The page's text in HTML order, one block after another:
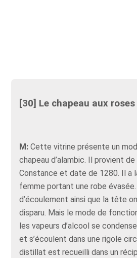
[30] Le chapeau aux
M:Cette vitrine présente un
chapeau d’alambic. Il provient
Constance et date de 1280. Il a
femme portant une robe
d’écoulement ainsi que la tête
disparu. Mais le mode de
les vapeurs d’alcool se
et s’écoulent dans une rigole
distillat est recueilli dans un